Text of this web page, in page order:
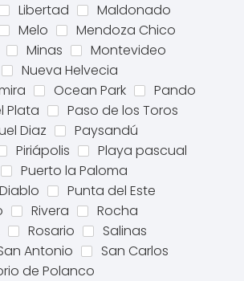
Libertad
Maldonado
Melo
Mendoza Chico
Minas
Montevideo
Nueva Helvecia
Ocean Park
Pando
Plata
Paso de los Toros
Diaz
Paysandú
Piriápolis
Playa pascual
Puerto la Paloma
Punta del Este
Rivera
Rocha
Rosario
Salinas
Antonio
San Carlos
de Polanco